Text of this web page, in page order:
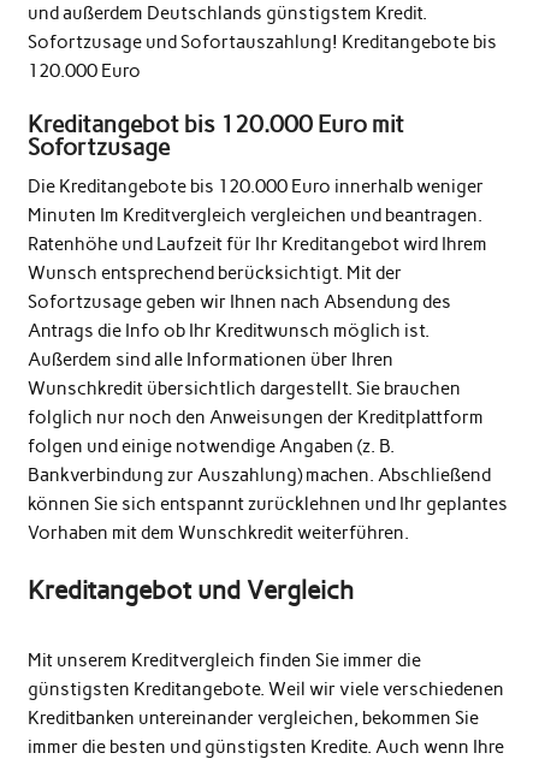
und außerdem Deutschlands günstigstem Kredit.
Sofortzusage und Sofortauszahlung! Kreditangebote bis
120.000 Euro
Kreditangebot bis 120.000 Euro mit
Sofortzusage
Die Kreditangebote bis 120.000 Euro innerhalb weniger
Minuten Im Kreditvergleich vergleichen und beantragen.
Ratenhöhe und Laufzeit für Ihr Kreditangebot wird Ihrem
Wunsch entsprechend berücksichtigt. Mit der
Sofortzusage geben wir Ihnen nach Absendung des
Antrags die Info ob Ihr Kreditwunsch möglich ist.
Außerdem sind alle Informationen über Ihren
Wunschkredit übersichtlich dargestellt. Sie brauchen
folglich nur noch den Anweisungen der Kreditplattform
folgen und einige notwendige Angaben (z. B.
Bankverbindung zur Auszahlung) machen. Abschließend
können Sie sich entspannt zurücklehnen und Ihr geplantes
Vorhaben mit dem Wunschkredit weiterführen.
Kreditangebot und Vergleich
Mit unserem Kreditvergleich finden Sie immer die
günstigsten Kreditangebote. Weil wir viele verschiedenen
Kreditbanken untereinander vergleichen, bekommen Sie
immer die besten und günstigsten Kredite. Auch wenn Ihre